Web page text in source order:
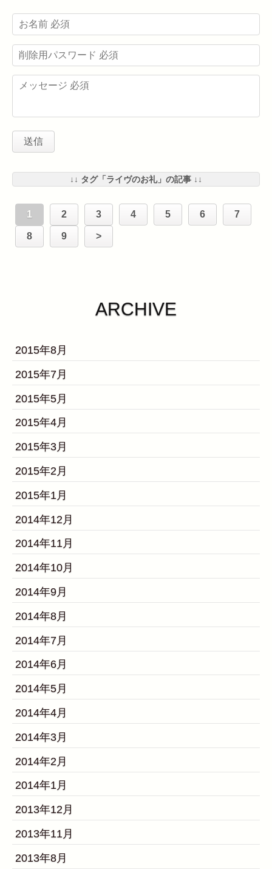
↓↓ タグ「ライヴのお礼」の記事 ↓↓
1 2 3 4 5 6 7
8 9 >
ARCHIVE
2015年8月
2015年7月
2015年5月
2015年4月
2015年3月
2015年2月
2015年1月
2014年12月
2014年11月
2014年10月
2014年9月
2014年8月
2014年7月
2014年6月
2014年5月
2014年4月
2014年3月
2014年2月
2014年1月
2013年12月
2013年11月
2013年8月